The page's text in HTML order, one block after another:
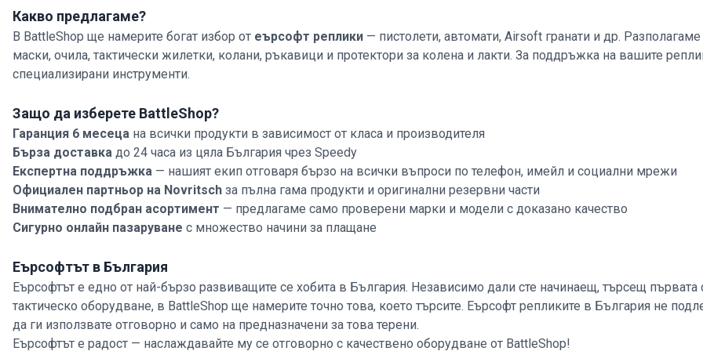
Какво предлагаме?
В BattleShop ще намерите богат избор от еърсофт реплики — пистолети, автомати, Airsoft гранати и др.
маски, очила, тактически жилетки, колани, ръкавици и протектори за колена и лакти. За поддръжка на вашите
специализирани инструменти.
Защо да изберете BattleShop?
Гаранция 6 месеца на всички продукти в зависимост от класа и производителя
Бърза доставка до 24 часа из цяла България чрез Speedy
Експертна поддръжка — нашият екип отговаря бързо на всички въпроси по телефон, имейл и социални мрежи
Официален партньор на Novritsch за пълна гама продукти и оригинални резервни части
Внимателно подбран асортимент — предлагаме само проверени марки и модели с доказано качество
Сигурно онлайн пазаруване с множество начини за плащане
Еърсофтът в България
Еърсофтът е едно от най-бързо развиващите се хобита в България. Независимо дали сте начинаещ, търсещ
тактическо оборудване, в BattleShop ще намерите точно това, което търсите. Еърсофт репликите в България не
да ги използвате отговорно и само на предназначени за това терени.
Еърсофтът е радост — наслаждавайте му се отговорно с качествено оборудване от BattleShop!